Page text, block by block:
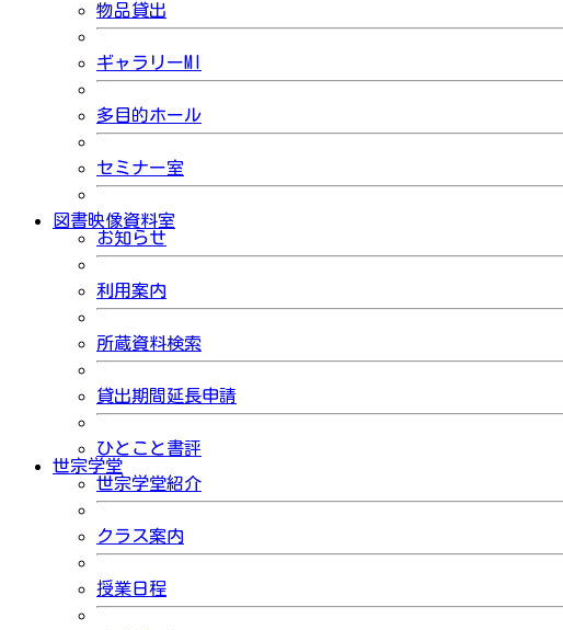
物品貸出
ギャラリーMI
多目的ホール
セミナー室
図書映像資料室
お知らせ
利用案内
所蔵資料検索
貸出期間延長申請
ひとこと書評
世宗学堂
世宗学堂紹介
クラス案内
授業日程